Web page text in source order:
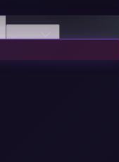
Scopri